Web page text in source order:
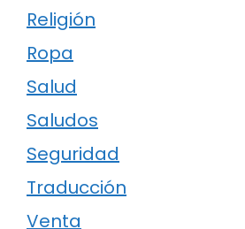
Religión
Ropa
Salud
Saludos
Seguridad
Traducción
Venta